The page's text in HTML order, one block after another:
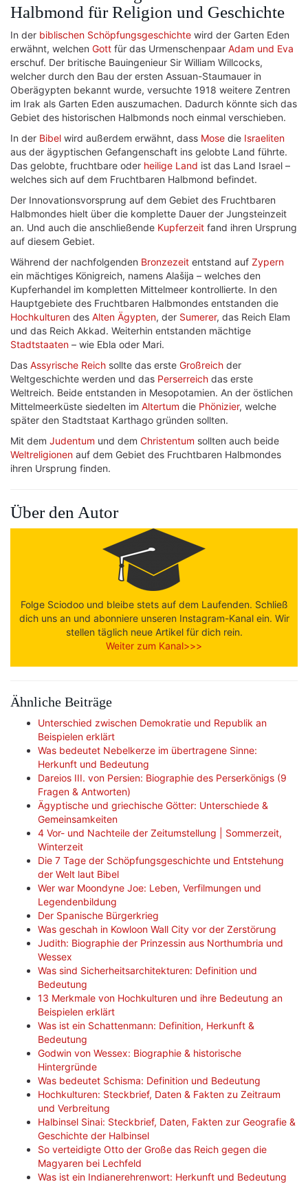
Halbmond für Religion und Geschichte
In der biblischen Schöpfungsgeschichte wird der Garten Eden
erwähnt, welchen Gott für das Urmenschenpaar Adam und Eva
erschuf. Der britische Bauingenieur Sir William Willcocks,
welcher durch den Bau der ersten Assuan-Staumauer in
Oberägypten bekannt wurde, versuchte 1918 weitere Zentren
im Irak als Garten Eden auszumachen. Dadurch könnte sich das
Gebiet des historischen Halbmonds noch einmal verschieben.
In der Bibel wird außerdem erwähnt, dass Mose die Israeliten
aus der ägyptischen Gefangenschaft ins gelobte Land führte.
Das gelobte, fruchtbare oder heilige Land ist das Land Israel –
welches sich auf dem Fruchtbaren Halbmond befindet.
Der Innovationsvorsprung auf dem Gebiet des Fruchtbaren
Halbmondes hielt über die komplette Dauer der Jungsteinzeit
an. Und auch die anschließende Kupferzeit fand ihren Ursprung
auf diesem Gebiet.
Während der nachfolgenden Bronzezeit entstand auf Zypern
ein mächtiges Königreich, namens Alašija – welches den
Kupferhandel im kompletten Mittelmeer kontrollierte. In den
Hauptgebiete des Fruchtbaren Halbmondes entstanden die
Hochkulturen des Alten Ägypten, der Sumerer, das Reich Elam
und das Reich Akkad. Weiterhin entstanden mächtige
Stadtstaaten – wie Ebla oder Mari.
Das Assyrische Reich sollte das erste Großreich der
Weltgeschichte werden und das Perserreich das erste
Weltreich. Beide entstanden in Mesopotamien. An der östlichen
Mittelmeerküste siedelten im Altertum die Phönizier, welche
später den Stadtstaat Karthago gründen sollten.
Mit dem Judentum und dem Christentum sollten auch beide
Weltreligionen auf dem Gebiet des Fruchtbaren Halbmondes
ihren Ursprung finden.
Über den Autor
Folge Sciodoo und bleibe stets auf dem Laufenden. Schließ
dich uns an und abonniere unseren Instagram-Kanal ein. Wir
stellen täglich neue Artikel für dich rein.
Weiter zum Kanal>>>
Ähnliche Beiträge
Unterschied zwischen Demokratie und Republik an
Beispielen erklärt
Was bedeutet Nebelkerze im übertragene Sinne:
Herkunft und Bedeutung
Dareios III. von Persien: Biographie des Perserkönigs (9
Fragen & Antworten)
Ägyptische und griechische Götter: Unterschiede &
Gemeinsamkeiten
4 Vor- und Nachteile der Zeitumstellung | Sommerzeit,
Winterzeit
Die 7 Tage der Schöpfungsgeschichte und Entstehung
der Welt laut Bibel
Wer war Moondyne Joe: Leben, Verfilmungen und
Legendenbildung
Der Spanische Bürgerkrieg
Was geschah in Kowloon Wall City vor der Zerstörung
Judith: Biographie der Prinzessin aus Northumbria und
Wessex
Was sind Sicherheitsarchitekturen: Definition und
Bedeutung
13 Merkmale von Hochkulturen und ihre Bedeutung an
Beispielen erklärt
Was ist ein Schattenmann: Definition, Herkunft &
Bedeutung
Godwin von Wessex: Biographie & historische
Hintergründe
Was bedeutet Schisma: Definition und Bedeutung
Hochkulturen: Steckbrief, Daten & Fakten zu Zeitraum
und Verbreitung
Halbinsel Sinai: Steckbrief, Daten, Fakten zur Geografie &
Geschichte der Halbinsel
So verteidigte Otto der Große das Reich gegen die
Magyaren bei Lechfeld
Was ist ein Indianerehrenwort: Herkunft und Bedeutung